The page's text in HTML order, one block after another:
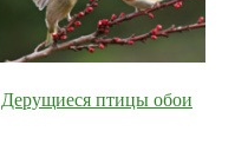
Дерущиеся птицы обои